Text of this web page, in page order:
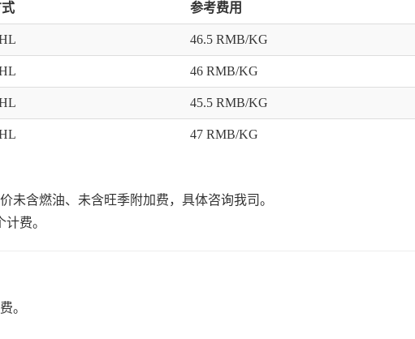
参考费用
46.5 RMB/KG
46 RMB/KG
45.5 RMB/KG
47 RMB/KG
未含燃油、未含旺季附加费，具体咨询我司。
费。
。